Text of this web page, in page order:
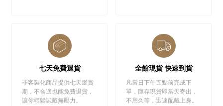
七天免費退貨
非客製化商品提供七天鑑賞
期，不合適也能免費退貨，
讓你輕鬆試戴無壓力。
全館現貨 快速到貨
凡當日下午五點前完成下
單，庫存現貨即當天寄出，
不用久等，迅速配戴上身。